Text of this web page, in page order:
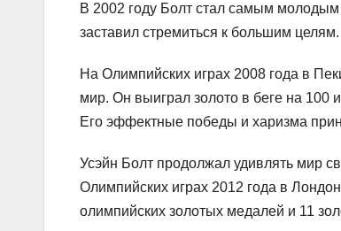
В 2002 году Болт стал самым
заставил стремиться к большим целям.
На Олимпийских играх 2008 года в
мир. Он выиграл золото в беге на 100
Его эффектные победы и харизма
Усэйн Болт продолжал удивлять мир
Олимпийских играх 2012 года в
олимпийских золотых медалей и 11